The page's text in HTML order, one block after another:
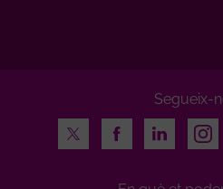
Segueix-
Twitter
FacebookLinkedIn